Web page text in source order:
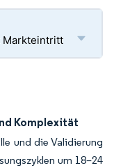
Markteintritt
Komplexität
und die Validierung
um 18–24